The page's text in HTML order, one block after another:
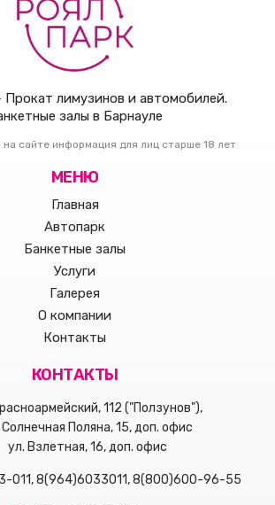
лимузинов и автомобилей.
залы в Барнауле
на сайте информация для лиц старше 18 лет
МЕНЮ
Главная
Автопарк
Банкетные залы
Услуги
Галерея
О компании
Контакты
КОНТАКТЫ
112 ("Ползунов"),
Солнечная Поляна, 15, доп. офис
ул. Взлетная, 16, доп. офис
011, 8(964)6033011, 8(800)600-96-55